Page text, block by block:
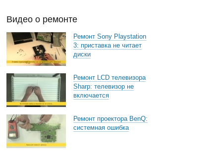
Видео о ремонте
Ремонт Sony Playstation
3: приставка не читает
диски
Ремонт LCD телевизора
Sharp: телевизор не
включается
Ремонт проектора BenQ:
системная ошибка